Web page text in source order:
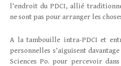
l’endroit du PDCI, allié
ne sont pas pour arranger les
A la tambouille intra-PDCI et
personnelles s’aiguisent
Sciences Po. pour percevoir